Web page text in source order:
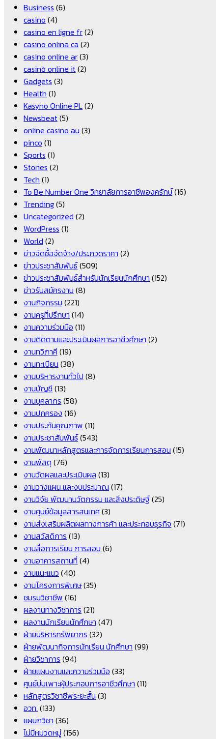
Business (6)
casino (4)
casino en ligne fr(2)
casino onlina ca (2)
casino online ar(3)
casinò online it(2)
Gadgets (3)
Health (1)
Kasyno Online PL(2)
Newsbeat(5)
online casino au (3)
pinco (1)
Sports (1)
Stories (2)
Tech (1)
To Be Number One วิทยาลัยการอาชีพองครักษ์(16)
Trending(5)
Uncategorized (2)
WordPress (1)
World (2)
ข่าวจัดซื้อจัดจ้าง/ประกวดราคา (2)
ข่าวประชาสัมพันธ์(509)
ข่าวประชาสัมพันธ์สำหรับนักเรียนนักศึกษา (152)
ข่าวรับสมัครงาน (8)
งานกิจกรรม (221)
งานครูที่ปรึกษา (14)
งานความร่วมมือ (11)
งานติดตามและประเมินผลการอาชีวศึกษา (2)
งานทวิภาคี (19)
งานทะเบียน (38)
งานบริหารงานทั่วไป (8)
งานบัญชี(13)
งานบุคลากร (58)
งานปกครอง (16)
งานประกันคุณภาพ (11)
งานประชาสัมพันธ์(543)
งานพัฒนาหลักสูตรและการจัดการเรียนการสอน (15)
งานพัสดุ (76)
งานวัดผลและประเมินผล (13)
งานวางแผน และงบประมาณ (17)
งานวิจัย พัฒนานวัตกรรม และสิ่งประดิษฐ์(25)
งานศูนย์ข้อมูลสารสนเทศ(3)
งานส่งเสริมผลิตผลทางการค้า และประกอบธุรกิจ (71)
งานสวัสดิการ (13)
งานสื่อการเรียน การสอน (6)
งานอาคารสถานที่ (4)
งานแนะแนว (40)
งานโครงการพิเศษ(35)
ชมรมวิชาชีพ (16)
ผลงานทางวิชาการ (21)
ผลงานนักเรียนนักศึกษา (47)
ฝ่ายบริหารทรัพยากร (32)
ฝ่ายพัฒนากิจการนักเรียน นักศึกษา (99)
ฝ่ายวิชาการ (94)
ฝ่ายแผนงานและความร่วมมือ (33)
ศูนย์บ่มเพาะผู้ประกอบการอาชีวศึกษา (11)
หลักสูตรวิชาชีพระยะสั้น (3)
อวท. (133)
แผนกวิชา (36)
ไม่มีหมวดหมู่ (156)